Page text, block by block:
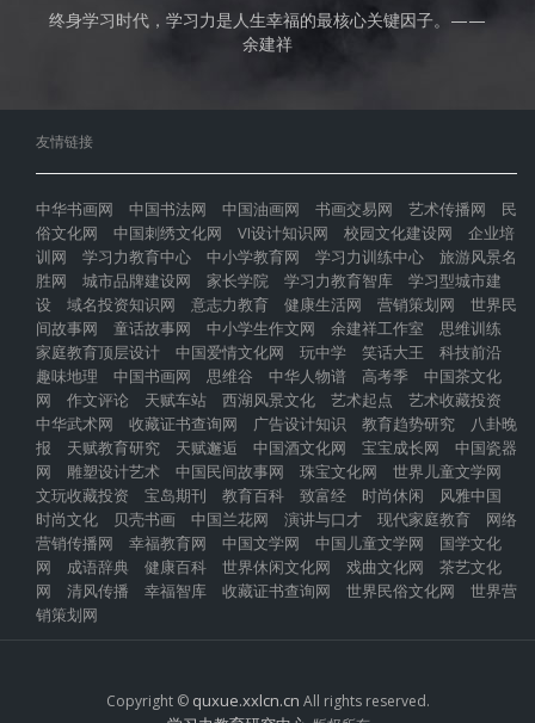
终身学习时代，学习力是人生幸福的最核心关键因子。——
余建祥
友情链接
中华书画网 中国书法网 中国油画网 书画交易网 艺术传播网
民
俗文化网
中国刺绣文化网 VI设计知识网 校园文化建设网
企业培
训网
学习力教育中心 中小学教育网 学习力训练中心
旅游风景名
胜网
城市品牌建设网 家长学院 学习力教育智库
学习型城市建
设
域名投资知识网 意志力教育 健康生活网 营销策划网
世界民
间故事网
童话故事网 中小学生作文网 余建祥工作室
思维训练
家庭教育顶层设计
中国爱情文化网 玩中学 笑话大王
科技前沿
趣味地理
中国书画网 思维谷 中华人物谱 高考季
中国茶文化
网
作文评论 天赋车站 西湖风景文化 艺术起点
艺术收藏投资
中华武术网
收藏证书查询网 广告设计知识 教育趋势研究
八卦晚
报
天赋教育研究 天赋邂逅 中国酒文化网 宝宝成长网
中国瓷器
网
雕塑设计艺术 中国民间故事网 珠宝文化网
世界儿童文学网
文玩收藏投资
宝岛期刊 教育百科 致富经 时尚休闲
风雅中国
时尚文化
贝壳书画 中国兰花网 演讲与口才 现代家庭教育
网络
营销传播网
幸福教育网 中国文学网 中国儿童文学网
国学文化
网
成语辞典 健康百科 世界休闲文化网 戏曲文化网
茶艺文化
网
清风传播 幸福智库 收藏证书查询网 世界民俗文化网
世界营
销策划网
Copyright © quxue.xxlcn.cn All rights reserved.